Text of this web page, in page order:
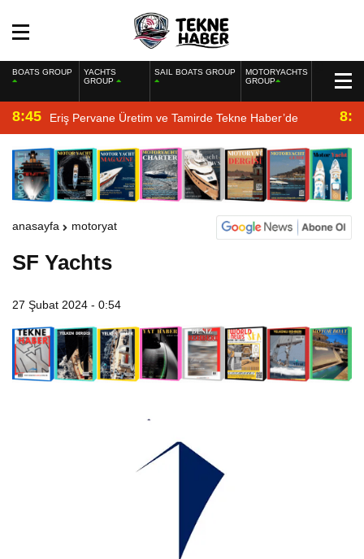
BOATS GROUP
YACHTS
GROUP
SAIL BOATS GROUP
MOTORYACHTS
GROUP
8:45 Eriş Pervane Üretim ve Tamirde Tekne Haber’de
anasayfa motoryat
SF Yachts
27 Şubat 2024 - 0:54